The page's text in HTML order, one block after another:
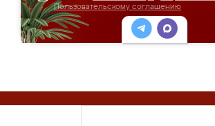
Пользовательскому соглашению